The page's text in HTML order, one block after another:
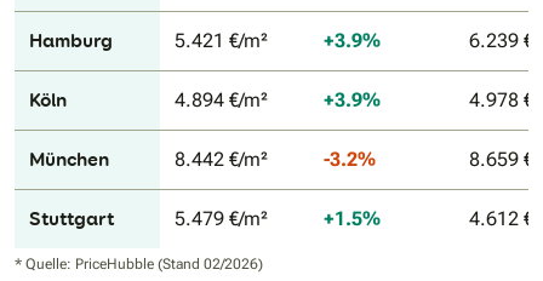
Hamburg 5.421 €/m² +3.9% 6.239 €/
Köln 4.894 €/m² +3.9% 4.978 €/
München 8.442 €/m² -3.2% 8.659 €/
Stuttgart 5.479 €/m² +1.5% 4.612 €/
* Quelle: PriceHubble (Stand 02/2026)